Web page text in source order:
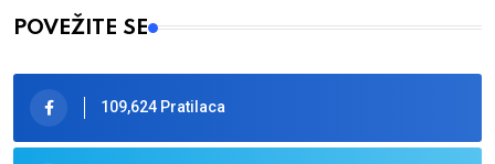
POVEŽITE SE
109,624 Pratilaca